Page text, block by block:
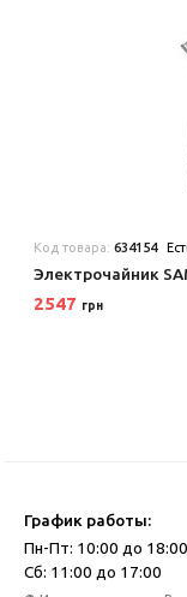
Код товара:634154
Электрочайник
2547 грн
График работы:
Пн-Пт: 10:00 до 18:00
Сб: 11:00 до 17:00